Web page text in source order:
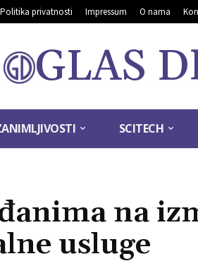
Politika privatnosti Impressum O nama
GLAS
SCITECH
na
usluge